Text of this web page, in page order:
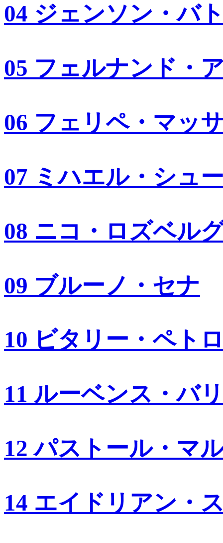
04 ジェンソン・バ
05 フェルナンド・
06 フェリペ・マッ
07 ミハエル・シュ
08 ニコ・ロズベル
09 ブルーノ・セナ
10 ビタリー・ペト
11 ルーベンス・バ
12 パストール・マ
14 エイドリアン・